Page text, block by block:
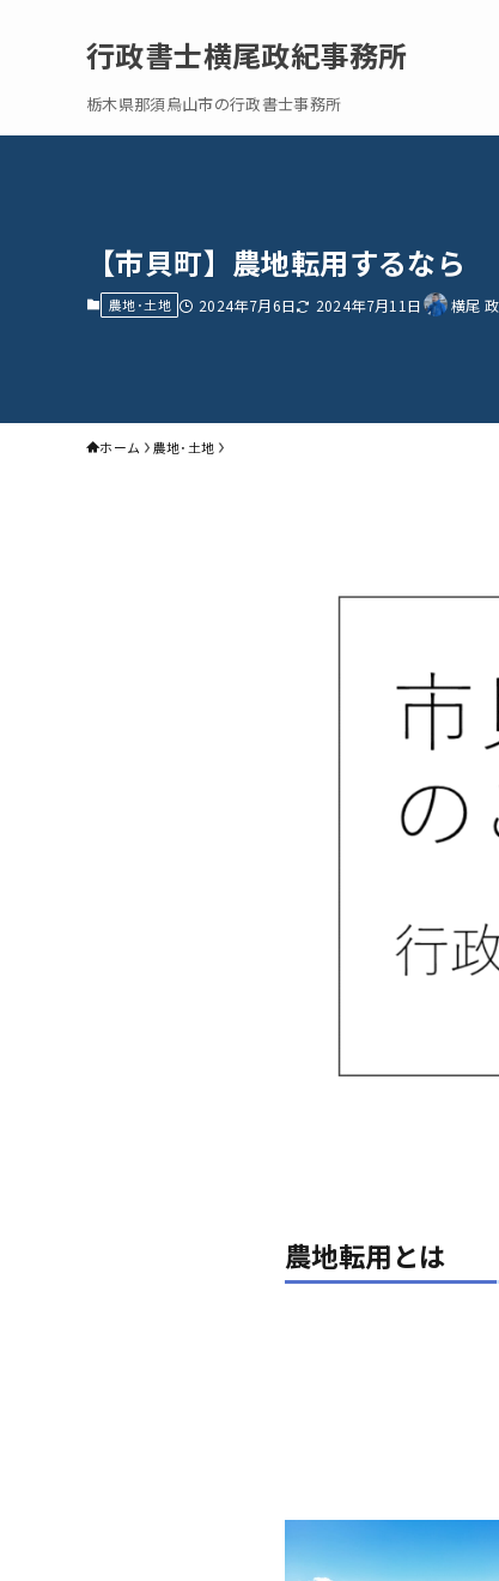
行政書士横尾政紀事務所
栃木県那須烏山市の行政書士事務所
【市貝町】農地転用するなら
農地･土地 2024年7月6日 2024年7月11日 横尾
ホーム 農地･土地
農地転用とは